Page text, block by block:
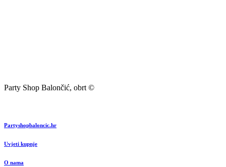
Party Shop Balončić, obrt ©
Partyshopbaloncic.hr
Uvjeti kupnje
O nama